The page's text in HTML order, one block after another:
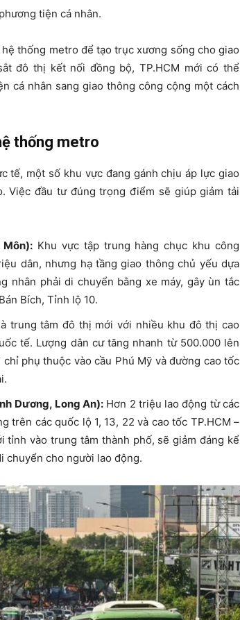
tiện cá nhân.
thống metro để tạo trục xương sống cho giao
đô thị kết nối đồng bộ, TP.HCM mới có thể
cá nhân sang giao thông công cộng một cách
thống metro
tế, một số khu vực đang gánh chịu áp lực giao
Việc đầu tư đúng trọng điểm sẽ giúp giảm tải
Môn): Khu vực tập trung hàng chục khu công
dân, nhưng hạ tầng giao thông chủ yếu dựa
nhân phải di chuyển bằng xe máy, gây ùn tắc
Bích, Tỉnh lộ 10.
trung tâm đô thị mới với nhiều khu đô thị cao
tế. Lượng dân cư tăng nhanh từ 500.000 lên
phụ thuộc vào cầu Phú Mỹ và đường cao tốc
Dương, Long An): Hơn 2 triệu lao động từ các
trên các quốc lộ 1, 13, 22 và cao tốc TP.HCM –
vào trung tâm thành phố, sẽ giảm đáng kể
chuyển cho người lao động.